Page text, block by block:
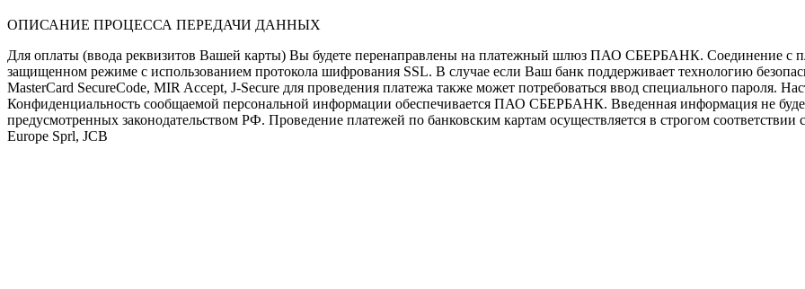
ОПИСАНИЕ ПРОЦЕССА ПЕРЕДАЧИ ДАННЫХ
Для оплаты (ввода реквизитов Вашей карты) Вы будете перенаправлены на платежный шлюз ПАО СБЕРБАНК. Соединение с
защищенном режиме с использованием протокола шифрования SSL. В случае если Ваш банк поддерживает технологию
MasterCard SecureCode, MIR Accept, J-Secure для проведения платежа также может потребоваться ввод специального пароля.
Конфиденциальность сообщаемой персональной информации обеспечивается ПАО СБЕРБАНК. Введенная информация не
предусмотренных законодательством РФ. Проведение платежей по банковским картам осуществляется в строгом
Europe Sprl, JCB